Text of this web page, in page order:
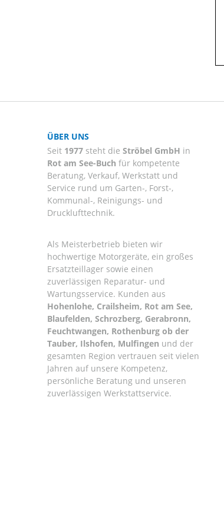
ÜBER UNS
Seit 1977 steht die Ströbel GmbH in
Rot am See-Buch für kompetente
Beratung, Verkauf, Werkstatt und
Service rund um Garten-, Forst-,
Kommunal-, Reinigungs- und
Drucklufttechnik.
Als Meisterbetrieb bieten wir
hochwertige Motorgeräte, ein großes
Ersatzteillager sowie einen
zuverlässigen Reparatur- und
Wartungsservice. Kunden aus
Hohenlohe, Crailsheim, Rot am See,
Blaufelden, Schrozberg, Gerabronn,
Feuchtwangen, Rothenburg ob der
Tauber, Ilshofen, Mulfingen und der
gesamten Region vertrauen seit vielen
Jahren auf unsere Kompetenz,
persönliche Beratung und unseren
zuverlässigen Werkstattservice.